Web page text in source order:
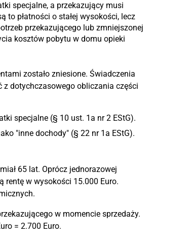
specjalne, a przekazujący musi
to płatności o stałej wysokości, lecz
przekazującego lub zmniejszonej
kosztów pobytu w domu opieki
zostało zniesione. Świadczenia
z dotychczasowego obliczania części
specjalne (§ 10 ust. 1a nr 2 EStG).
"inne dochody" (§ 22 nr 1a EStG).
65 lat. Oprócz jednorazowej
rentę w wysokości 15.000 Euro.
w momencie sprzedaży.
= 2.700 Euro.